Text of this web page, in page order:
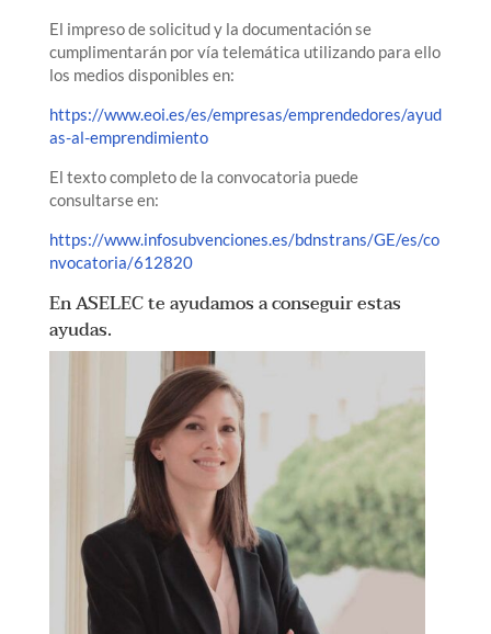
El impreso de solicitud y la documentación se
cumplimentarán por vía telemática utilizando para ello
los medios disponibles en:
https://www.eoi.es/es/empresas/emprendedores/ayud
as-al-emprendimiento
El texto completo de la convocatoria puede
consultarse en:
https://www.infosubvenciones.es/bdnstrans/GE/es/co
nvocatoria/612820
En ASELEC te ayudamos a conseguir estas
ayudas.